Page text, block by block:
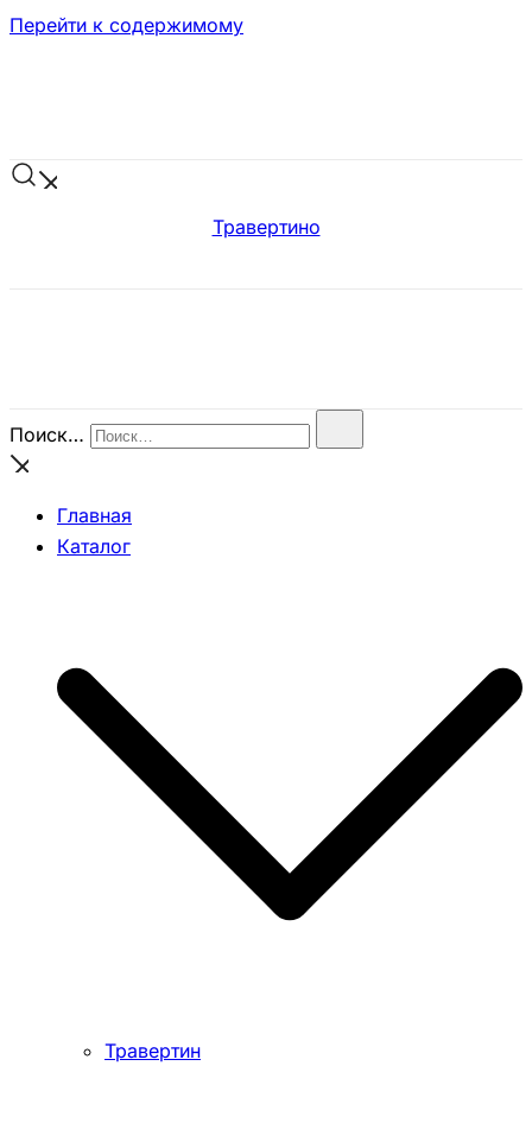
Перейти к содержимому
Травертино
Поиск…
Главная
Каталог
Травертин